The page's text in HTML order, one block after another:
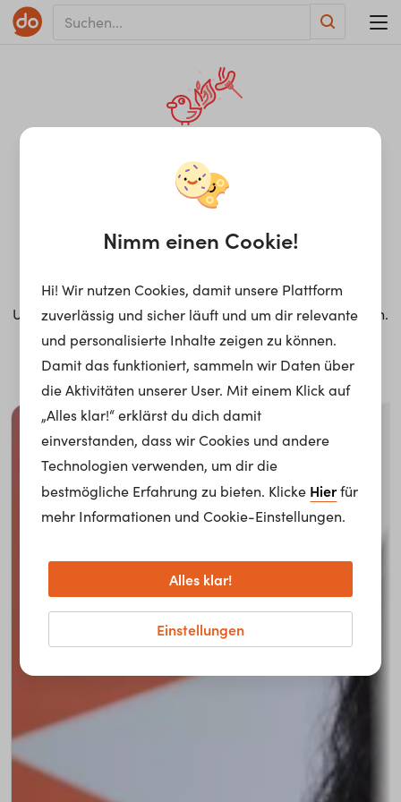
¡Ay, caramba! Seite nicht
gefunden.
Ups. Leider konnten wir den gesuchten Inhalt nicht finden.
Vielleicht helfen dir unsere Vorschläge dabei, zu finden
wonach du suchst?!
Nimm einen Cookie!
Hi! Wir nutzen Cookies, damit unsere Plattform
zuverlässig und sicher läuft und um dir relevante
und personalisierte Inhalte zeigen zu können.
Damit das funktioniert, sammeln wir Daten über
die Aktivitäten unserer User. Mit einem Klick auf
„Alles klar!“ erklärst du dich damit
einverstanden, dass wir Cookies und andere
Technologien verwenden, um dir die
bestmögliche Erfahrung zu bieten. Klicke Hierfür
mehr Informationen und Cookie-Einstellungen.
Einstellungen
Alles klar!